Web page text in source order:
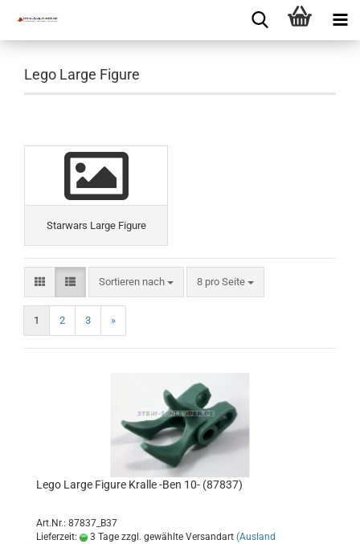
Lego Large Figure
Starwars Large Figure
Sortieren nach 8 pro Seite
1 2 3 »
Lego Large Figure Kralle -Ben 10- (87837)
Art.Nr.: 87837_B37
Lieferzeit:
3 Tage zzgl. gewählte Versandart (Ausland